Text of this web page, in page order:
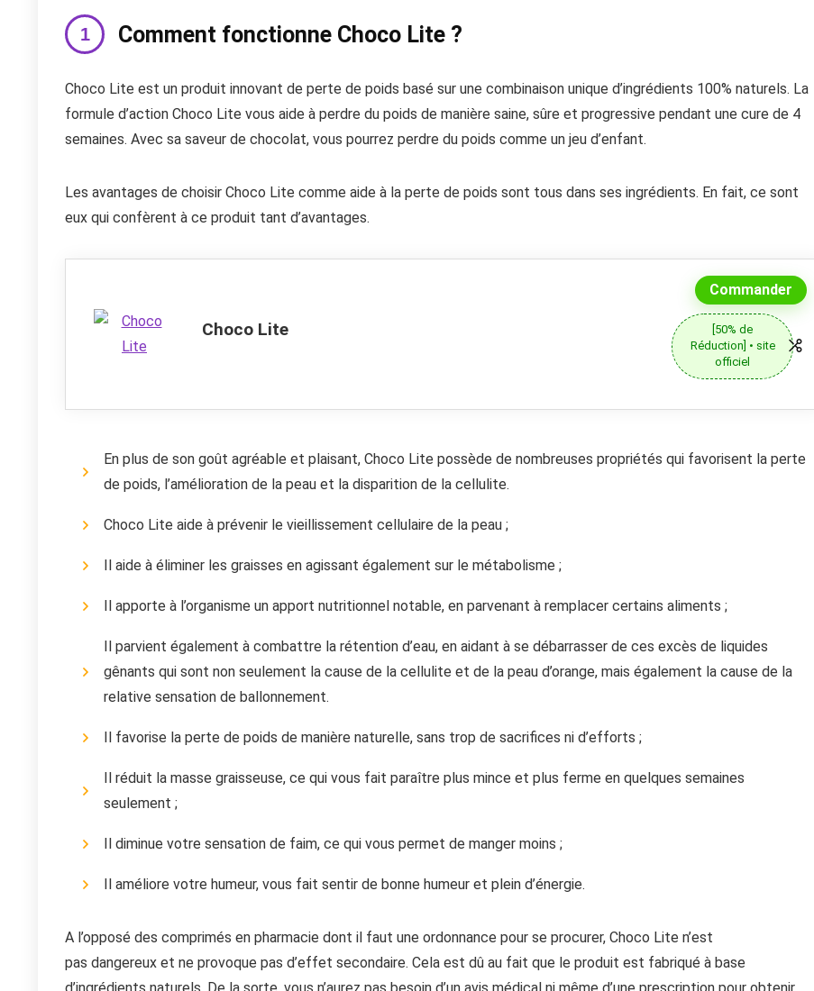
Comment fonctionne Choco Lite ?
Choco Lite est un produit innovant de perte de poids basé sur une combinaison unique d’ingrédients 100% naturels. La
formule d’action Choco Lite vous aide à perdre du poids de manière saine, sûre et progressive pendant une cure de 4
semaines. Avec sa saveur de chocolat, vous pourrez perdre du poids comme un jeu d’enfant.
Les avantages de choisir Choco Lite comme aide à la perte de poids sont tous dans ses ingrédients. En fait, ce sont
eux qui confèrent à ce produit tant d’avantages.
Choco Lite
Commander
[50% de
Réduction] • site
officiel
En plus de son goût agréable et plaisant, Choco Lite possède de nombreuses propriétés qui favorisent la perte
de poids, l’amélioration de la peau et la disparition de la cellulite.
Choco Lite aide à prévenir le vieillissement cellulaire de la peau ;
Il aide à éliminer les graisses en agissant également sur le métabolisme ;
Il apporte à l’organisme un apport nutritionnel notable, en parvenant à remplacer certains aliments ;
Il parvient également à combattre la rétention d’eau, en aidant à se débarrasser de ces excès de liquides
gênants qui sont non seulement la cause de la cellulite et de la peau d’orange, mais également la cause de la
relative sensation de ballonnement.
Il favorise la perte de poids de manière naturelle, sans trop de sacrifices ni d’efforts ;
Il réduit la masse graisseuse, ce qui vous fait paraître plus mince et plus ferme en quelques semaines
seulement ;
Il diminue votre sensation de faim, ce qui vous permet de manger moins ;
Il améliore votre humeur, vous fait sentir de bonne humeur et plein d’énergie.
A l’opposé des comprimés en pharmacie dont il faut une ordonnance pour se procurer, Choco Lite n’est
pas dangereux et ne provoque pas d’effet secondaire. Cela est dû au fait que le produit est fabriqué à base